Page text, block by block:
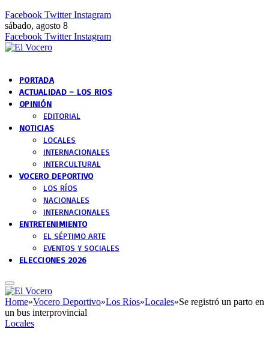
Facebook Twitter Instagram
sábado, agosto 8
Facebook Twitter Instagram
PORTADA
ACTUALIDAD – LOS RIOS
OPINIÓN
EDITORIAL
NOTICIAS
LOCALES
INTERNACIONALES
INTERCULTURAL
VOCERO DEPORTIVO
LOS RÍOS
NACIONALES
INTERNACIONALES
ENTRETENIMIENTO
EL SÉPTIMO ARTE
EVENTOS Y SOCIALES
ELECCIONES 2026
Home»Vocero Deportivo»Los Ríos»Locales»Se registró un parto en
un bus interprovincial
Locales